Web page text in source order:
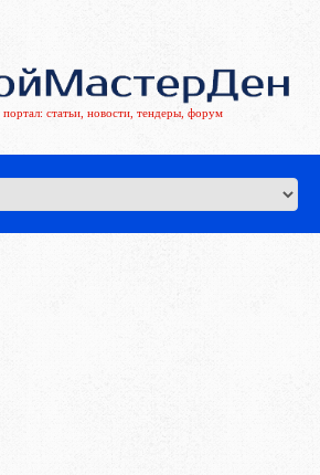
статьи, новости, тендеры, форум